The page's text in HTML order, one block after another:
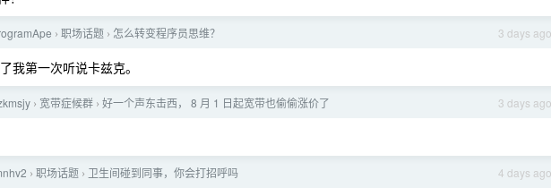
3 days ago
› 职场话题 › 怎么转变程序员思维？
我第一次听说卡兹克。
3 days ago
› 宽带症候群 › 好一个声东击西， 8 月 1 日起宽带也偷偷涨价了
4 days ago
› 职场话题 › 卫生间碰到同事，你会打招呼吗